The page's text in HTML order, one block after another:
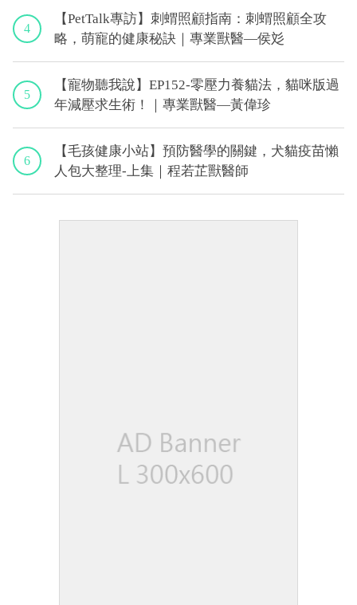
4
【PetTalk專訪】刺蝟照顧指南：刺蝟照顧全攻
略，萌寵的健康秘訣｜專業獸醫—侯彣
5
【寵物聽我說】EP152-零壓力養貓法，貓咪版過
年減壓求生術！｜專業獸醫—黃偉珍
6
【毛孩健康小站】預防醫學的關鍵，犬貓疫苗懶
人包大整理-上集｜程若芷獸醫師